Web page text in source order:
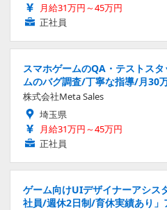
月給31万円～45万円
正社員
スマホゲームのQA・テストス
ムのバグ調査/丁寧な指導/月30
株式会社Meta Sales
埼玉県
月給31万円～45万円
正社員
ゲーム向けUIデザイナーアシス
社員/週休2日制/育休実績あり」